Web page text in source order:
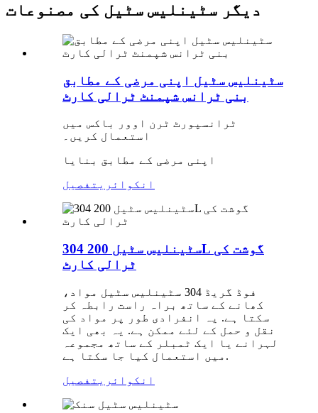
دیگر سٹینلیس سٹیل کی مصنوعات
سٹینلیس سٹیل اپنی مرضی کے مطابق
بنی ٹرانس شپمنٹ ٹرالی کارٹ
ٹرانسپورٹ ٹرن اوور باکس میں
استعمال کریں۔
اپنی مرضی کے مطابق بنایا
انکوائریتفصیل
304 سٹینلیس سٹیل 200L گوشت کی
ٹرالی کارٹ
فوڈ گریڈ 304 سٹینلیس سٹیل مواد،
کھانے کے ساتھ براہ راست رابطہ کر
سکتا ہے. یہ انفرادی طور پر مواد کی
نقل و حمل کے لئے ممکن ہے. یہ بھی ایک
لہرانے یا ایک ٹمبلر کے ساتھ مجموعہ
میں استعمال کیا جا سکتا ہے.
انکوائری تفصیل